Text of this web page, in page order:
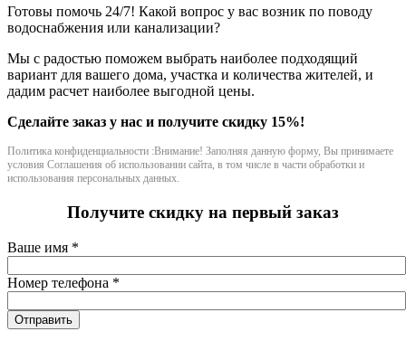
Готовы помочь 24/7! Какой вопрос у вас возник по поводу
водоснабжения или канализации?
Мы с радостью поможем выбрать наиболее подходящий
вариант для вашего дома, участка и количества жителей, и
дадим расчет наиболее выгодной цены.
Сделайте заказ у нас и получите скидку 15%!
Политика конфиденциальности :Внимание! Заполняя данную форму, Вы принимаете
условия Соглашения об использовании сайта, в том числе в части обработки и
использования персональных данных.
Получите скидку на первый заказ
Ваше имя *
Номер телефона *
Отправить